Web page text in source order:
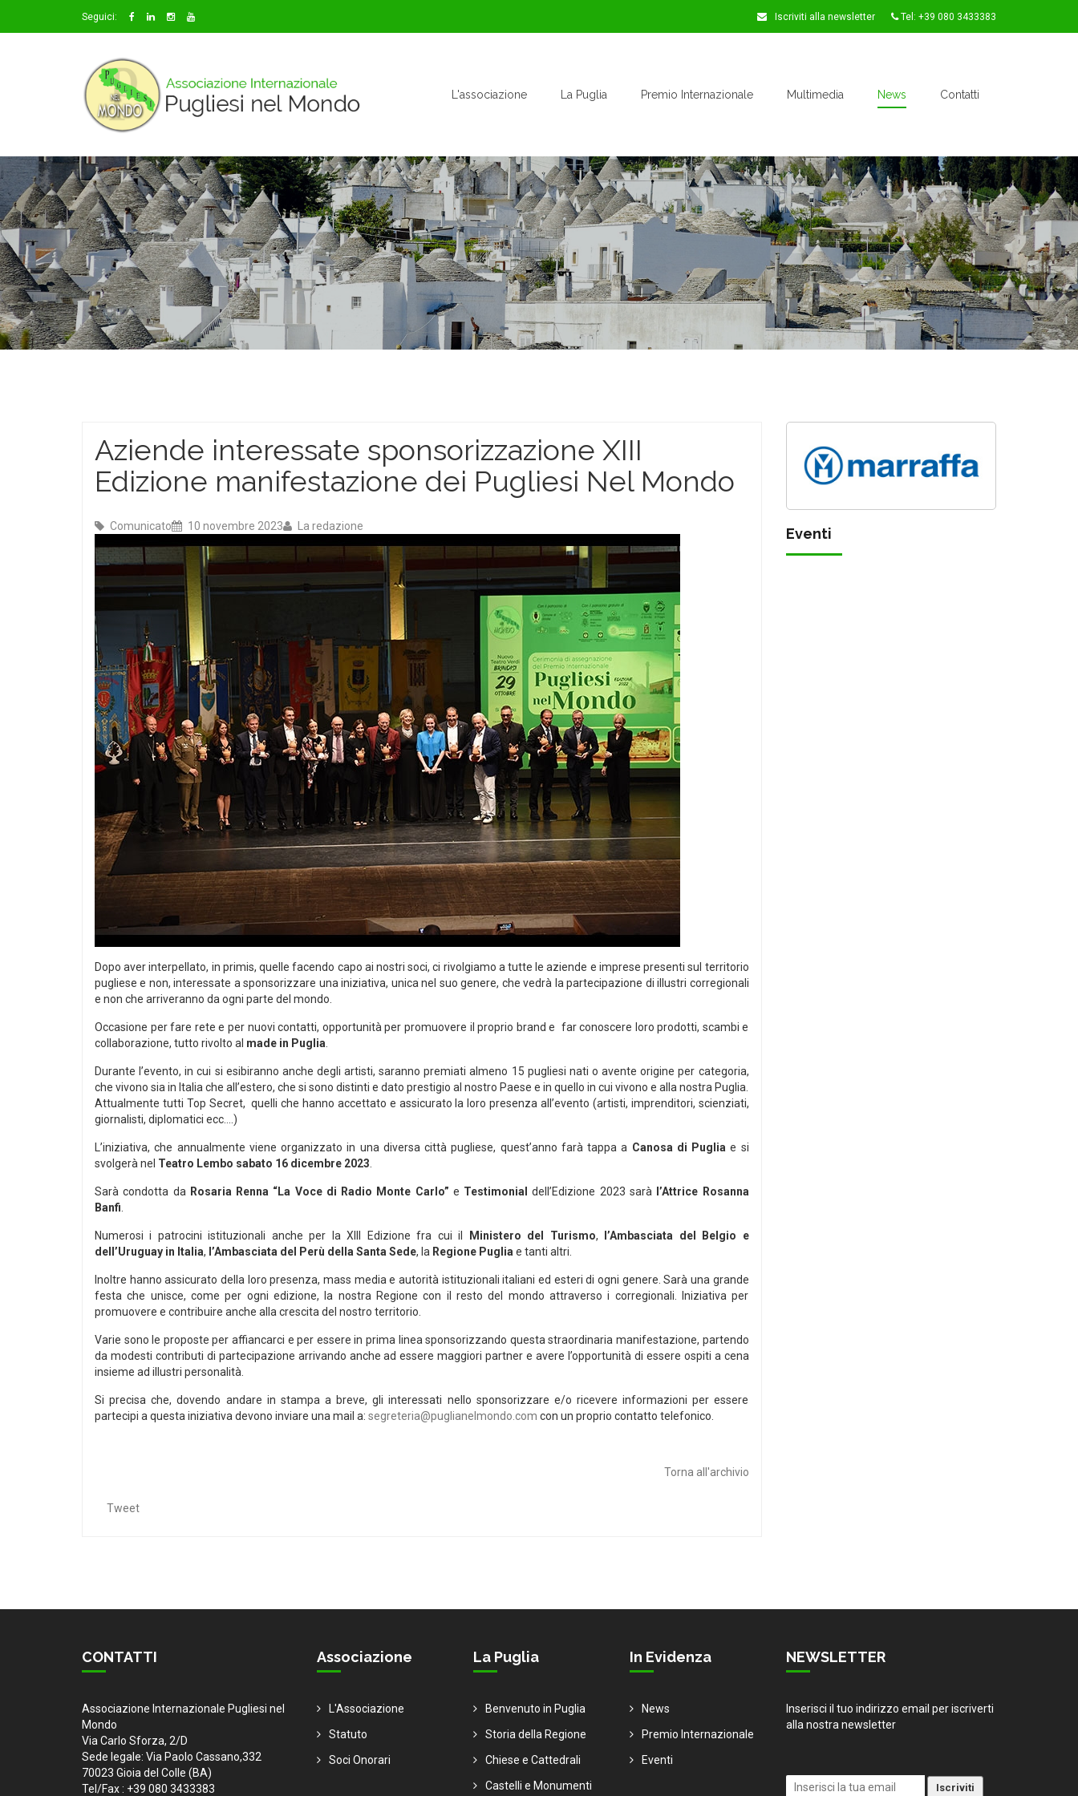
Seguici: Iscriviti alla newsletter Tel: +39 080 3433383
L'associazione La Puglia Premio Internazionale Multimedia News Contatti
Aziende interessate sponsorizzazione XIII
Edizione manifestazione dei Pugliesi Nel Mondo
Comunicato 10 novembre 2023 La redazione
Dopo aver interpellato, in primis, quelle facendo capo ai nostri soci, ci rivolgiamo a tutte le aziende e imprese presenti sul territorio
pugliese e non, interessate a sponsorizzare una iniziativa, unica nel suo genere, che vedrà la partecipazione di illustri corregionali
e non che arriveranno da ogni parte del mondo.
Occasione per fare rete e per nuovi contatti, opportunità per promuovere il proprio brand e far conoscere loro prodotti, scambi e
collaborazione, tutto rivolto al made in Puglia
Durante l’evento, in cui si esibiranno anche degli artisti, saranno premiati almeno 15 pugliesi nati o avente origine per categoria,
che vivono sia in Italia che all’estero, che si sono distinti e dato prestigio al nostro Paese e in quello in cui vivono e alla nostra Puglia.
Attualmente tutti Top Secret, quelli che hanno accettato e assicurato la loro presenza all’evento (artisti, imprenditori, scienziati,
giornalisti, diplomatici ecc….)
L’iniziativa, che annualmente viene organizzato in una diversa città pugliese, quest’anno farà tappa a Canosa di Puglia e si
svolgerà nel Teatro Lembo sabato 16 dicembre 2023
Sarà condotta da Rosaria Renna “La Voce di Radio Monte Carlo” e Testimonial dell’Edizione 2023 sarà l’Attrice Rosanna
Banfi
Numerosi i patrocini istituzionali anche per la XIII Edizione fra cui il Ministero del Turismo, l’Ambasciata del Belgio e
dell’Uruguay in Italia, l’Ambasciata del Perù della Santa Sede, la Regione Puglia e tanti altri.
Inoltre hanno assicurato della loro presenza, mass media e autorità istituzionali italiani ed esteri di ogni genere. Sarà una grande
festa che unisce, come per ogni edizione, la nostra Regione con il resto del mondo attraverso i corregionali. Iniziativa per
promuovere e contribuire anche alla crescita del nostro territorio.
Varie sono le proposte per affiancarci e per essere in prima linea sponsorizzando questa straordinaria manifestazione, partendo
da modesti contributi di partecipazione arrivando anche ad essere maggiori partner e avere l’opportunità di essere ospiti a cena
insieme ad illustri personalità.
Si precisa che, dovendo andare in stampa a breve, gli interessati nello sponsorizzare e/o ricevere informazioni per essere
partecipi a questa iniziativa devono inviare una mail a: segreteria@puglianelmondo.com con un proprio contatto telefonico.
Torna all'archivio
Tweet
Eventi
CONTATTI
Associazione Internazionale Pugliesi nel
Mondo
Via Carlo Sforza, 2/D
Sede legale: Via Paolo Cassano,332
70023 Gioia del Colle (BA)
Tel/Fax : +39 080 3433383
Associazione
L'Associazione
Statuto
Soci Onorari
La Puglia
Benvenuto in Puglia
Storia della Regione
Chiese e Cattedrali
Castelli e Monumenti
In Evidenza
News
Premio Internazionale
Eventi
NEWSLETTER
Inserisci il tuo indirizzo email per iscriverti
alla nostra newsletter